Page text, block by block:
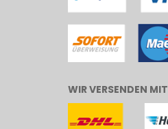
WIR VERSENDEN MIT